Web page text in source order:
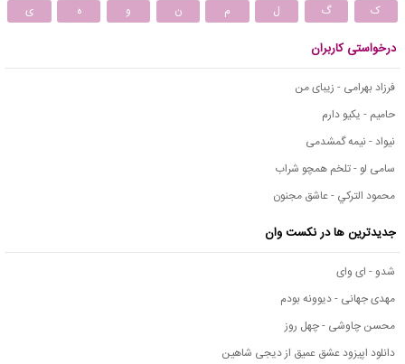
ک
گ ل م ن و ه ی
درخواستی کاربران
فرزاد بهرامی - زیبای من
حامیم - یکیو دارم
نیواد - نیمه گمشدمی
سامی لو - تلخم همچو شراب
محمود التركي - عاشق مجنون
جدیدترین ها در نکست وان
شدو - ای وای
مهدی جهانی - دیوونه بودم
محسن چاوشی - چهل روز
دانلود اپیزود عشق عمیق از دیجی شاهین